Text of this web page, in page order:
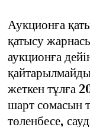
Аукционға
қатысу
аукционға
жеткен тұлға
шарт сомасын
төленбесе,